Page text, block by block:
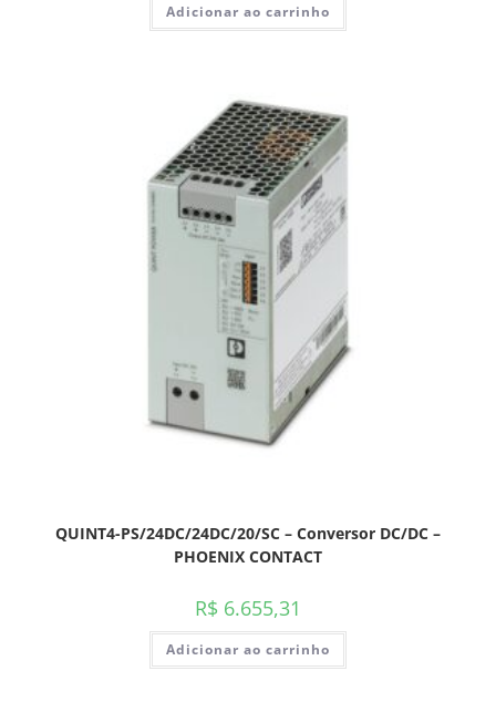
Adicionar ao carrinho
QUINT4-PS/24DC/24DC/20/SC – Conversor DC/DC –
PHOENIX CONTACT
R$ 6.655,31
Adicionar ao carrinho